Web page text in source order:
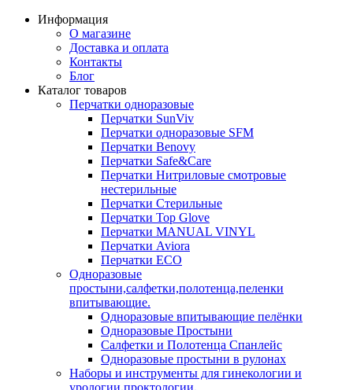
Информация
О магазине
Доставка и оплата
Контакты
Блог
Каталог товаров
Перчатки одноразовые
Перчатки SunViv
Перчатки одноразовые SFM
Перчатки Benovy
Перчатки Safe&Care
Перчатки Нитриловые смотровые
нестерильные
Перчатки Стерильные
Перчатки Top Glove
Перчатки MANUAL VINYL
Перчатки Aviora
Перчатки ECO
Одноразовые
простыни,салфетки,полотенца,пеленки
впитывающие.
Одноразовые впитывающие пелёнки
Одноразовые Простыни
Салфетки и Полотенца Спанлейс
Одноразовые простыни в рулонах
Наборы и инструменты для гинекологии и
урологии,проктологии.